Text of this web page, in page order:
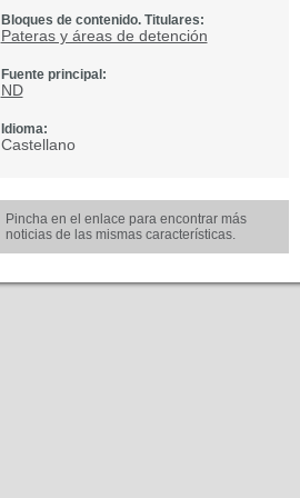
Bloques de contenido. Titulares:
Pateras y áreas de detención
Fuente principal:
ND
Idioma:
Castellano
Pincha en el enlace para encontrar más
noticias de las mismas características.